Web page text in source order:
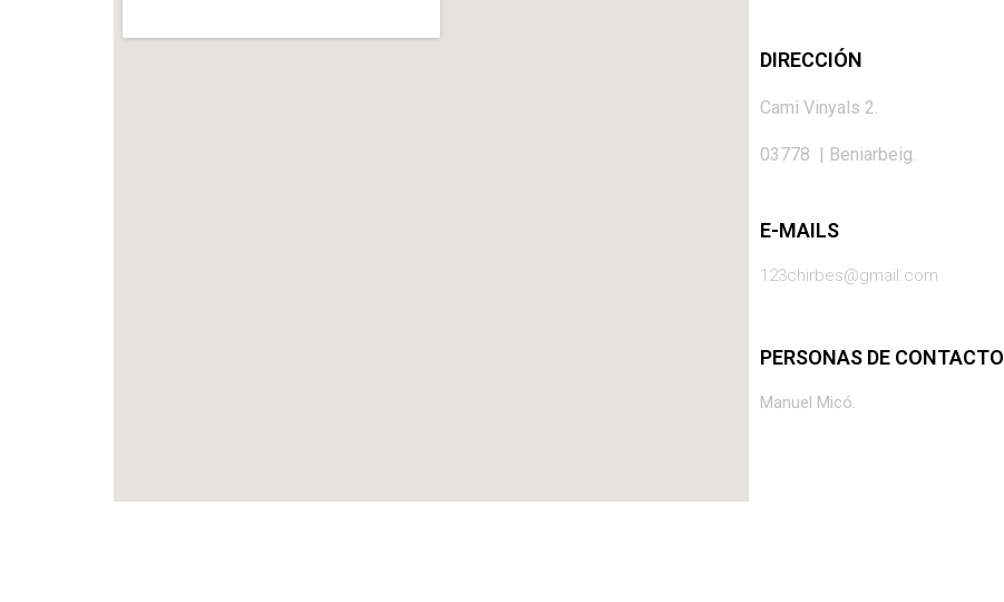
DIRECCIÓN
Cami Vinyals 2.
03778 | Beniarbeig.
E-MAILS
123chirbes@gmail.com
PERSONAS DE CONTACTO
Manuel Micó.